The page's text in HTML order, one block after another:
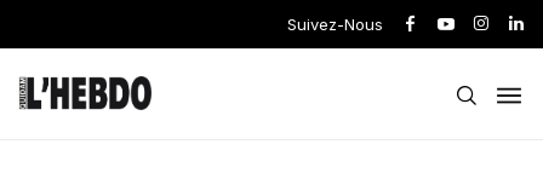
Suivez-Nous